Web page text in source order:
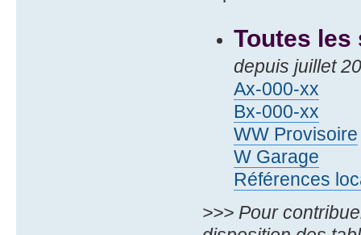
Toutes les
depuis juillet
Ax-000-xx
Bx-000-xx
WW Provisoire
W Garage
Références
>>> Pour